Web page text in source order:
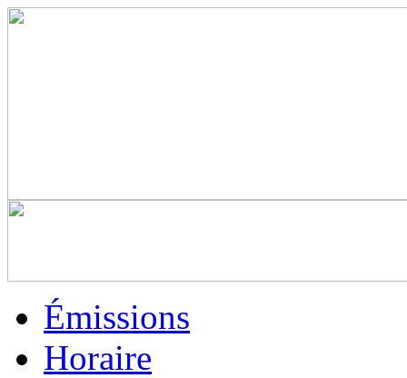
Émissions
Horaire